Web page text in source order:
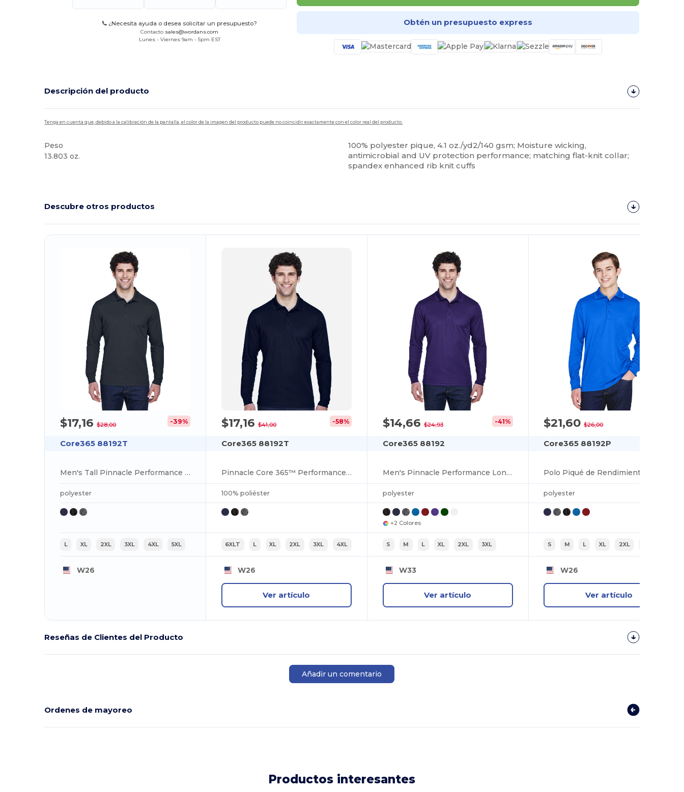
¿Necesita ayuda o desea solicitar un presupuesto?
Contacto sales@wordans.com
Lunes - Viernes 9am - 5pm EST
Obtén un presupuesto express
Descripción del producto
Tenga en cuenta que, debido a la calibración de la pantalla, el color de la imagen del producto puede no coincidir exactamente con el color real del producto.
Peso
13.803 oz.
100% polyester pique, 4.1 oz./yd2/140 gsm; Moisture wicking,
antimicrobial and UV protection performance; matching flat-knit collar;
spandex enhanced rib knit cuffs
Descubre otros productos
$17,16$28,00 -39%
Core365 88192T
Men's Tall Pinnacle Performance Long-Sleeve Piqué Polo
polyester
L XL 2XL 3XL 4XL 5XL
W26
$17,16 $41,00 -58%
Core365 88192T
Pinnacle Core 365™ Performance Long Sleeve Pique Polos
100% poliéster
6XLT L XL 2XL 3XL 4XL
W26
Ver artículo
$14,66$24,93 -41%
Core365 88192
Men's Pinnacle Performance Long-Sleeve Piqué Polo
polyester
+2 Colores
S M L XL 2XL 3XL
W33
Ver artículo
$21,60$26,00
Core365 88192P
polyester
S M L XL 2XL
W26
Ver artículo
Reseñas de Clientes del Producto
Añadir un comentario
Ordenes de mayoreo
Productos interesantes